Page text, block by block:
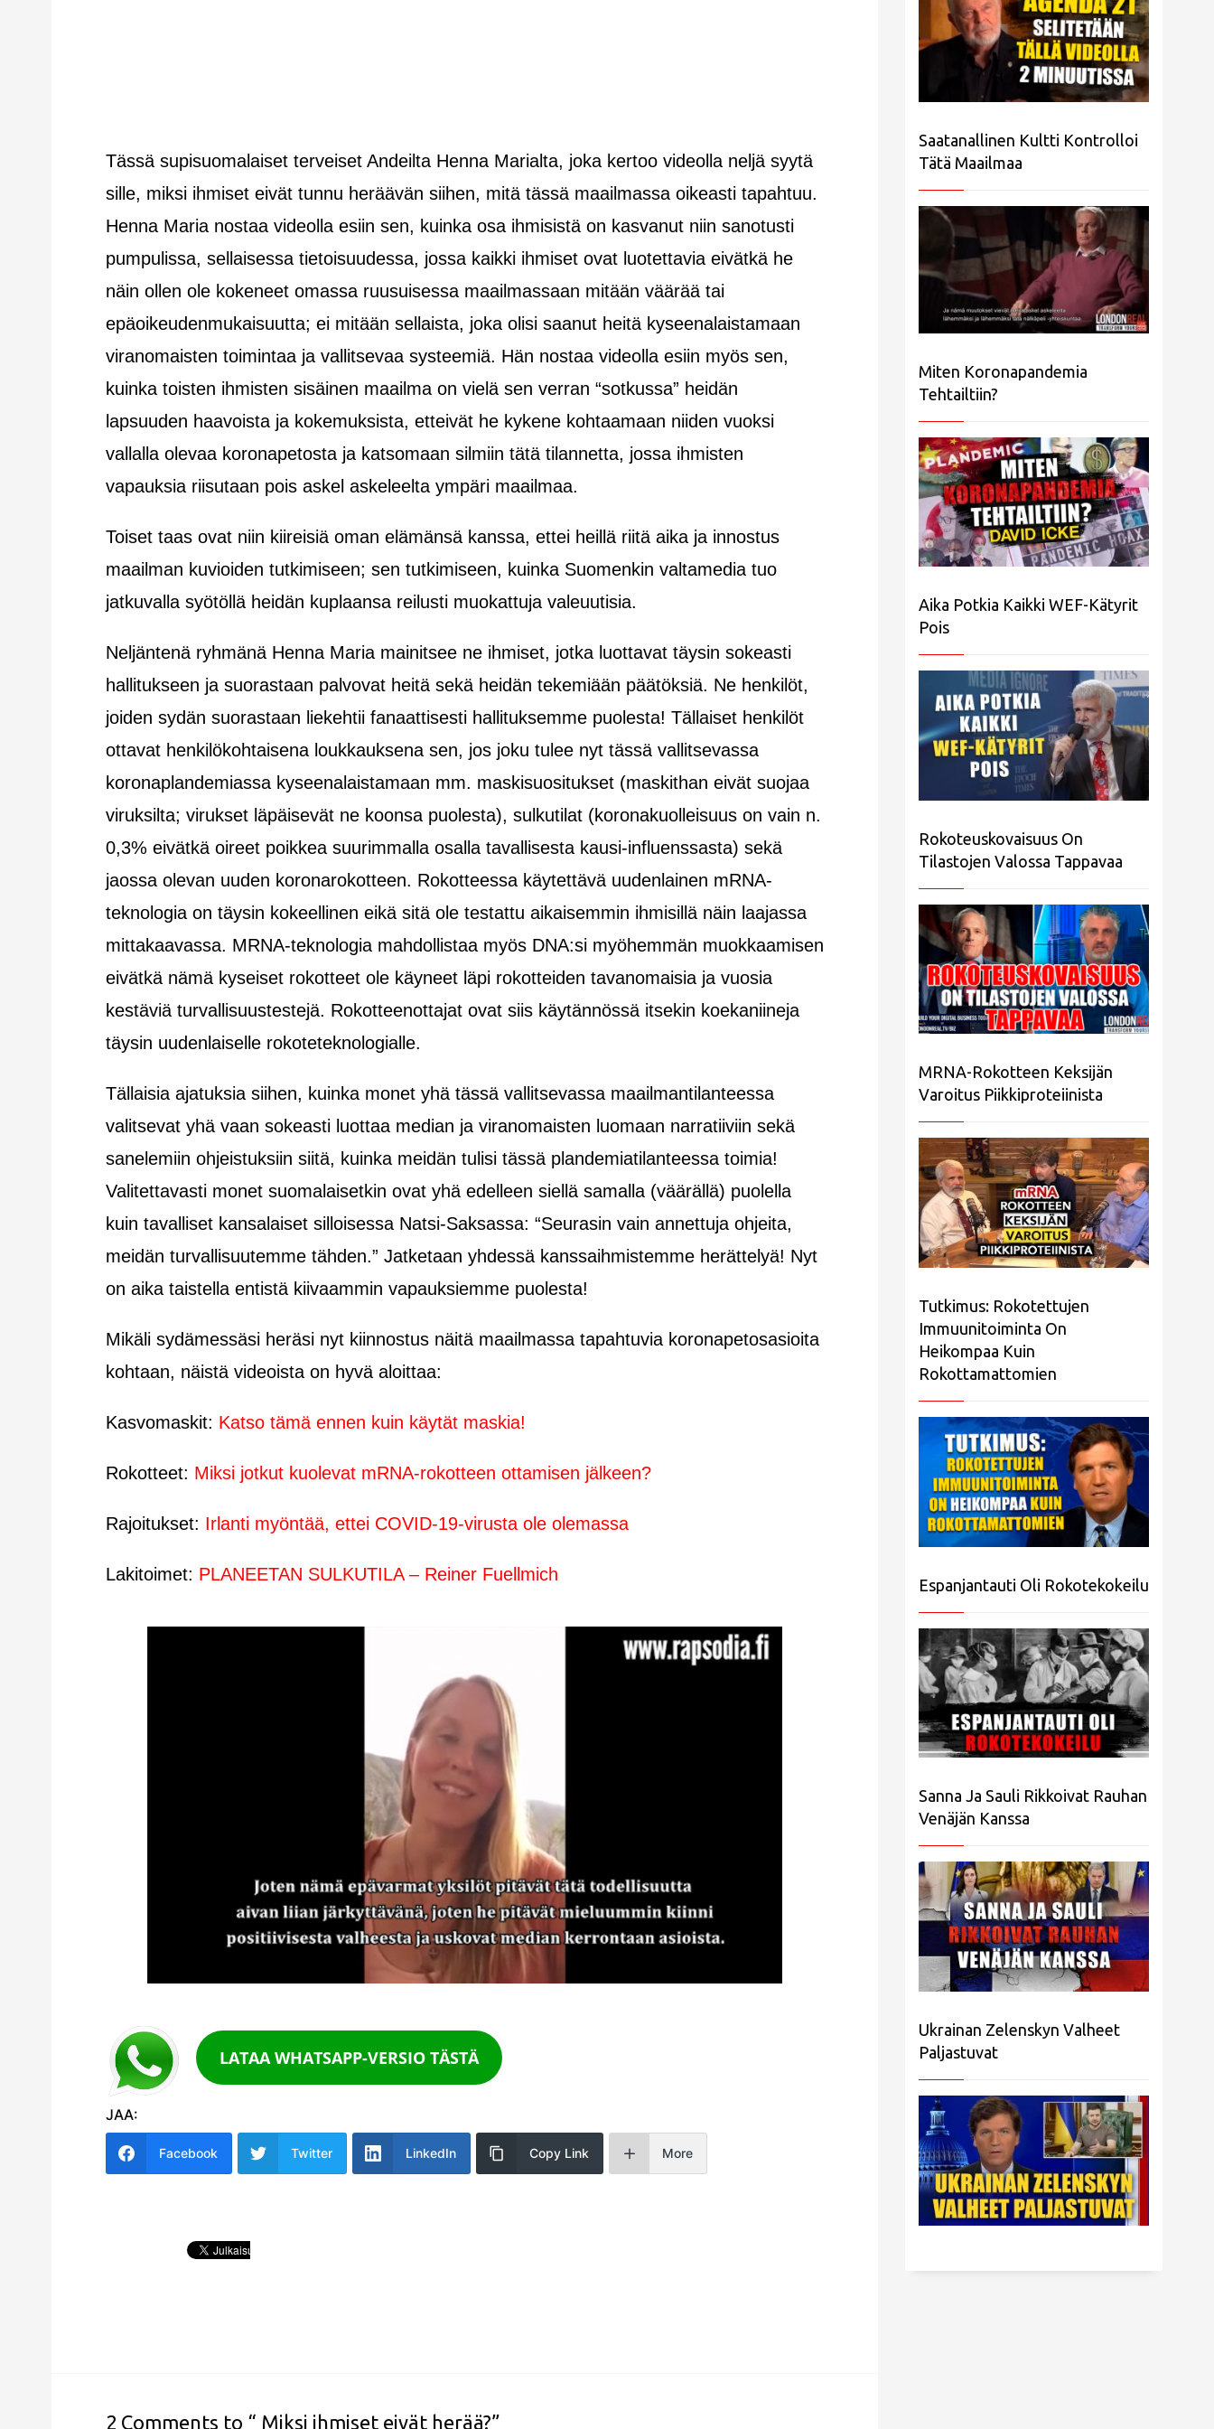
Tässä supisuomalaiset terveiset Andeilta Henna Marialta, joka kertoo videolla neljä syytä
sille, miksi ihmiset eivät tunnu heräävän siihen, mitä tässä maailmassa oikeasti tapahtuu.
Henna Maria nostaa videolla esiin sen, kuinka osa ihmisistä on kasvanut niin sanotusti
pumpulissa, sellaisessa tietoisuudessa, jossa kaikki ihmiset ovat luotettavia eivätkä he
näin ollen ole kokeneet omassa ruusuisessa maailmassaan mitään väärää tai
epäoikeudenmukaisuutta; ei mitään sellaista, joka olisi saanut heitä kyseenalaistamaan
viranomaisten toimintaa ja vallitsevaa systeemiä. Hän nostaa videolla esiin myös sen,
kuinka toisten ihmisten sisäinen maailma on vielä sen verran “sotkussa” heidän
lapsuuden haavoista ja kokemuksista, etteivät he kykene kohtaamaan niiden vuoksi
vallalla olevaa koronapetosta ja katsomaan silmiin tätä tilannetta, jossa ihmisten
vapauksia riisutaan pois askel askeleelta ympäri maailmaa.
Toiset taas ovat niin kiireisiä oman elämänsä kanssa, ettei heillä riitä aika ja innostus
maailman kuvioiden tutkimiseen; sen tutkimiseen, kuinka Suomenkin valtamedia tuo
jatkuvalla syötöllä heidän kuplaansa reilusti muokattuja valeuutisia.
Neljäntenä ryhmänä Henna Maria mainitsee ne ihmiset, jotka luottavat täysin sokeasti
hallitukseen ja suorastaan palvovat heitä sekä heidän tekemiään päätöksiä. Ne henkilöt,
joiden sydän suorastaan liekehtii fanaattisesti hallituksemme puolesta! Tällaiset henkilöt
ottavat henkilökohtaisena loukkauksena sen, jos joku tulee nyt tässä vallitsevassa
koronaplandemiassa kyseenalaistamaan mm. maskisuositukset (maskithan eivät suojaa
viruksilta; virukset läpäisevät ne koonsa puolesta), sulkutilat (koronakuolleisuus on vain n.
0,3% eivätkä oireet poikkea suurimmalla osalla tavallisesta kausi-influenssasta) sekä
jaossa olevan uuden koronarokotteen. Rokotteessa käytettävä uudenlainen mRNA-
teknologia on täysin kokeellinen eikä sitä ole testattu aikaisemmin ihmisillä näin laajassa
mittakaavassa. MRNA-teknologia mahdollistaa myös DNA:si myöhemmän muokkaamisen
eivätkä nämä kyseiset rokotteet ole käyneet läpi rokotteiden tavanomaisia ja vuosia
kestäviä turvallisuustestejä. Rokotteenottajat ovat siis käytännössä itsekin koekaniineja
täysin uudenlaiselle rokoteteknologialle.
Tällaisia ajatuksia siihen, kuinka monet yhä tässä vallitsevassa maailmantilanteessa
valitsevat yhä vaan sokeasti luottaa median ja viranomaisten luomaan narratiiviin sekä
sanelemiin ohjeistuksiin siitä, kuinka meidän tulisi tässä plandemiatilanteessa toimia!
Valitettavasti monet suomalaisetkin ovat yhä edelleen siellä samalla (väärällä) puolella
kuin tavalliset kansalaiset silloisessa Natsi-Saksassa: “Seurasin vain annettuja ohjeita,
meidän turvallisuutemme tähden.” Jatketaan yhdessä kanssaihmistemme herättelyä! Nyt
on aika taistella entistä kiivaammin vapauksiemme puolesta!
Mikäli sydämessäsi heräsi nyt kiinnostus näitä maailmassa tapahtuvia koronapetosasioita
kohtaan, näistä videoista on hyvä aloittaa:
Kasvomaskit: Katso tämä ennen kuin käytät maskia!
Rokotteet: Miksi jotkut kuolevat mRNA-rokotteen ottamisen jälkeen?
Rajoitukset: Irlanti myöntää, ettei COVID-19-virusta ole olemassa
Lakitoimet: PLANEETAN SULKUTILA – Reiner Fuellmich
LATAA WHATSAPP-VERSIO TÄSTÄ
JAA:
Facebook Twitter LinkedIn Copy Link More
2 Comments to “ Miksi ihmiset eivät herää?”
Saatanallinen Kultti Kontrolloi
Tätä Maailmaa
Miten Koronapandemia
Tehtailtiin?
Aika Potkia Kaikki WEF-Kätyrit
Pois
Rokoteuskovaisuus On
Tilastojen Valossa Tappavaa
MRNA-Rokotteen Keksijän
Varoitus Piikkiproteiinista
Tutkimus: Rokotettujen
Immuunitoiminta On
Heikompaa Kuin
Rokottamattomien
Espanjantauti Oli Rokotekokeilu
Sanna Ja Sauli Rikkoivat Rauhan
Venäjän Kanssa
Ukrainan Zelenskyn Valheet
Paljastuvat